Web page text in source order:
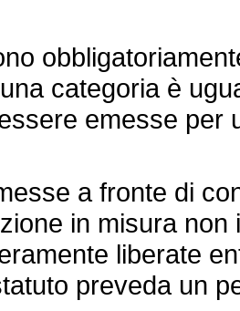
categoria è
emesse per
a fronte di
in misura
liberate
preveda un